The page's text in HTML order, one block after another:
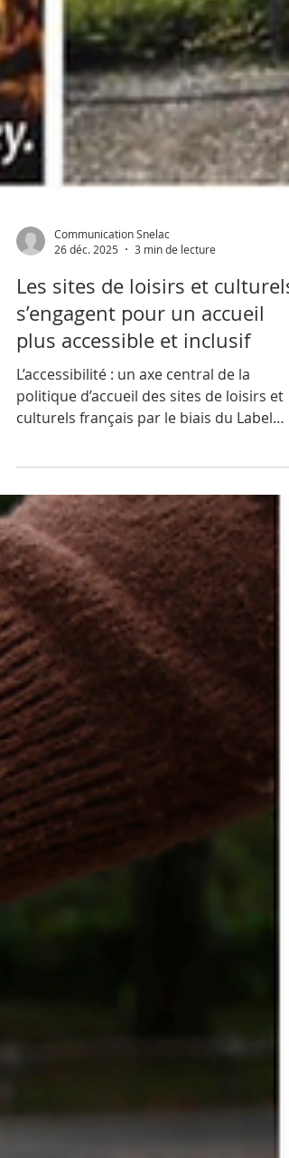
Communication Snelac
26 déc. 2025
3 min de lecture
Les sites de loisirs et culturels
s’engagent pour un accueil
plus accessible et inclusif
L’accessibilité : un axe central de la
culturels français par le biais du Label
Divertissement Durable.